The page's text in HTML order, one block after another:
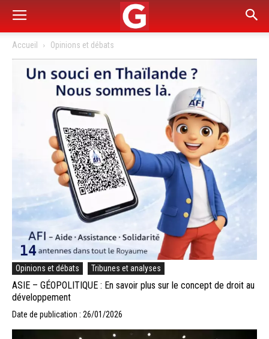
Accueil Opinions et débats
Opinions et débats Tribunes et analyses
ASIE – GÉOPOLITIQUE : En savoir plus sur le concept de droit au
développement
Date de publication : 26/01/2026